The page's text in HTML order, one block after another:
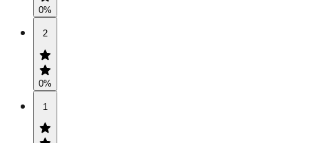
0%
2
0%
1